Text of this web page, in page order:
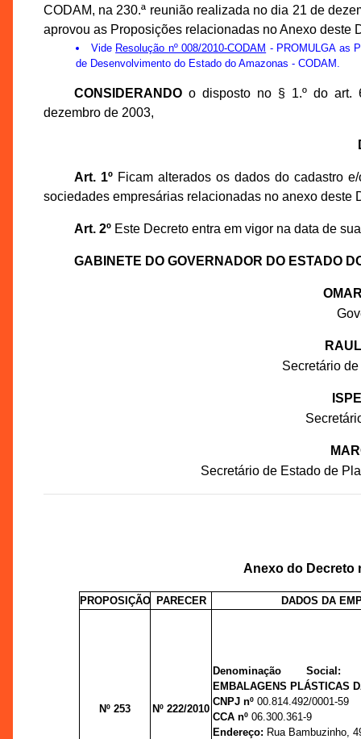
CODAM, na 230.ª reunião realizada no dia 21 de
aprovou as Proposições relacionadas no Anexo deste
Vide Resolução nº 008/2010-CODAM - PROMULGA as
de Desenvolvimento do Estado do Amazonas - CODAM.
CONSIDERANDOo disposto no § 1.º do art.
dezembro de 2003,
Art. 1ºFicam alterados os dados do cadastro
sociedades empresárias relacionadas no anexo deste
Art. 2ºEste Decreto entra em vigor na data de
GABINETE DO GOVERNADOR DO ESTADO
Secretário
Secretário de Estado de
Anexo do Decreto
PROPOSIÇÃO PARECER DADOS DA
Nº 253 Nº 222/2010
Denominação Social:
EMBALAGENS PLÁSTICAS
CNPJ nº00.814.492/0001-59
CCA nº 06.300.361-9
Endereço: Rua Bambuzinho,